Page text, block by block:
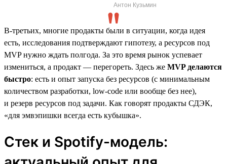
Антон Кузьмин
В-третьих, многие продакты были в ситуации, когда идея
есть, исследования подтверждают гипотезу, а ресурсов под
MVP нужно ждать полгода. За это время рынок успевает
измениться, а продакт — перегореть. Здесь же MVP делаются
быстро: есть и опыт запуска без ресурсов (с минимальным
количеством разработки, low-code или вообще без нее),
и резерв ресурсов под задачи. Как говорят продакты СДЭК,
«для эмвэпишки всегда есть кубышка».
Стек и Spotify-модель: